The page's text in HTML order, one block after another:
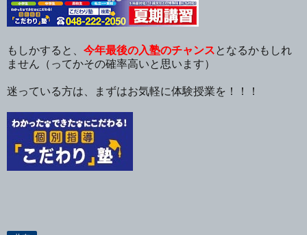
もしかすると、 今年最後の入塾のチャンスとなるかもしれ
ません（ってかその確率高いと思います）
迷っている方は、まずはお気軽に体験授業を！！！